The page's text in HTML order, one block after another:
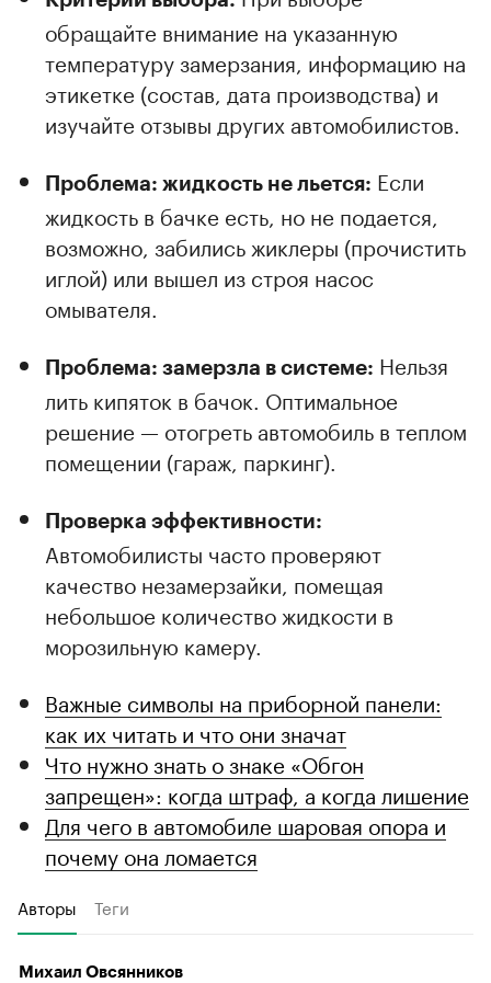
обращайте внимание на указанную
температуру замерзания, информацию на
этикетке (состав, дата производства) и
изучайте отзывы других автомобилистов.
Проблема: жидкость не льется: Если
жидкость в бачке есть, но не подается,
возможно, забились жиклеры (прочистить
иглой) или вышел из строя насос
омывателя.
Проблема: замерзла в системе: Нельзя
лить кипяток в бачок. Оптимальное
решение — отогреть автомобиль в теплом
помещении (гараж, паркинг).
Проверка эффективности:
Автомобилисты часто проверяют
качество незамерзайки, помещая
небольшое количество жидкости в
морозильную камеру.
Важные символы на приборной панели:
как их читать и что они значат
Что нужно знать о знаке «Обгон
запрещен»: когда штраф, а когда лишение
Для чего в автомобиле шаровая опора и
почему она ломается
Авторы Теги
Михаил Овсянников